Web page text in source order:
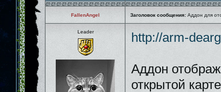
FallenAngel Заголовок сообщения: Аддон для
Leader http://arm-
Аддон
открытой